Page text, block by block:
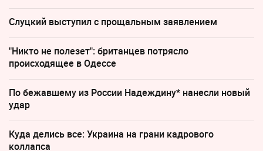
Слуцкий выступил с прощальным заявлением
"Никто не полезет": британцев потрясло
происходящее в Одессе
По бежавшему из России Надеждину* нанесли новый
удар
Куда делись все: Украина на грани кадрового
коллапса